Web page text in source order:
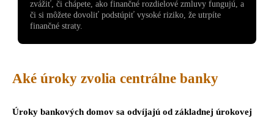
zvážiť, či chápete, ako finančné rozdielové zmluvy fungujú, a
či si môžete dovoliť podstúpiť vysoké riziko, že utrpíte
finančné straty.
Aké úroky zvolia centrálne banky
Úroky bankových domov sa odvíjajú od základnej úrokovej